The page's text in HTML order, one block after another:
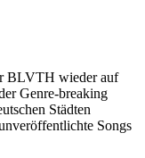
BLVTH wieder auf
Genre-breaking
Städten
Songs